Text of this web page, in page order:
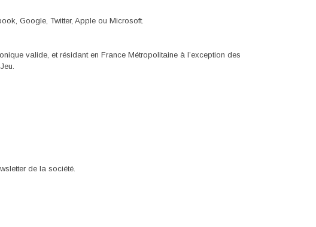
Google, Twitter, Apple ou Microsoft.
valide, et résidant en France Métropolitaine à l’exception des
de la société.